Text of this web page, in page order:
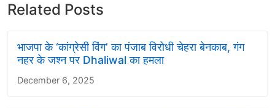
Related Posts
भाजपा के ‘कांग्रेसी विंग’ का पंजाब विरोधी चेहरा बेनकाब, गंग
नहर के जश्न पर Dhaliwal का हमला
December 6, 2025